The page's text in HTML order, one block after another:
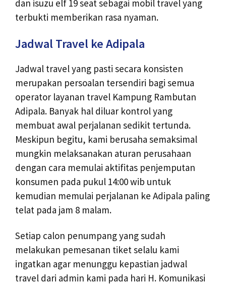
dan isuzu elf 19 seat sebagai mobil travel yang
terbukti memberikan rasa nyaman.
Jadwal Travel ke Adipala
Jadwal travel yang pasti secara konsisten
merupakan persoalan tersendiri bagi semua
operator layanan travel Kampung Rambutan
Adipala. Banyak hal diluar kontrol yang
membuat awal perjalanan sedikit tertunda.
Meskipun begitu, kami berusaha semaksimal
mungkin melaksanakan aturan perusahaan
dengan cara memulai aktifitas penjemputan
konsumen pada pukul 14:00 wib untuk
kemudian memulai perjalanan ke Adipala paling
telat pada jam 8 malam.
Setiap calon penumpang yang sudah
melakukan pemesanan tiket selalu kami
ingatkan agar menunggu kepastian jadwal
travel dari admin kami pada hari H. Komunikasi